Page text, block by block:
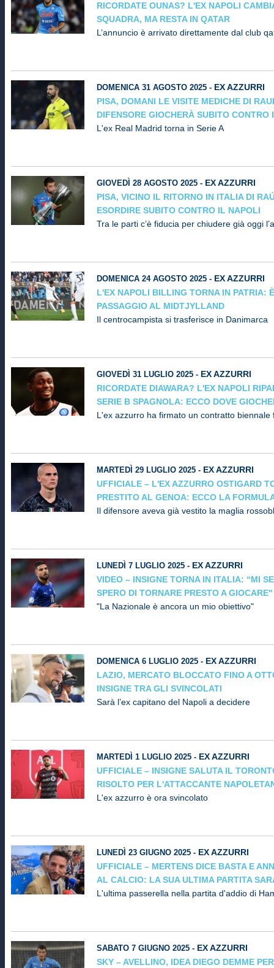
RICORDATE OUNAS? L'EX NAPOLI
SQUADRA, MA RESTA IN QATAR
L’annuncio è arrivato direttamente dal club
DOMENICA 31 AGOSTO 2025 - EX AZZURRI
PISA, DOMANI LE VISITE MEDICHE DI
DIFENSORE GIOCHERÀ SUBITO CONTRO
L'ex Real Madrid torna in Serie A
GIOVEDÌ 28 AGOSTO 2025 - EX AZZURRI
PISA, VICINO IL RITORNO IN ITALIA DI
ESORDIRE SUBITO CONTRO IL NAPOLI
Tra le parti c’è fiducia per chiudere già oggi
DOMENICA 24 AGOSTO 2025 - EX AZZURRI
L'EX NAPOLI BILLING TORNA IN PATRIA:
PASSAGGIO AL MIDTJYLLAND
Il centrocampista si trasferisce in Danimarca
GIOVEDÌ 31 LUGLIO 2025 - EX AZZURRI
RICORDATE DIAWARA? L'EX NAPOLI
SERIE B SPAGNOLA: ECCO DOVE
L'ex azzurro ha firmato un contratto biennale
MARTEDÌ 29 LUGLIO 2025 - EX AZZURRI
UFFICIALE – L'EX AZZURRO OSTIGARD
PRESTITO AL GENOA: ECCO LA
Il difensore aveva già vestito la maglia
LUNEDÌ 7 LUGLIO 2025 - EX AZZURRI
VIDEO – INSIGNE TORNA IN ITALIA: “MI
SPERO DI TORNARE PRESTO A GIOCARE"
"La Nazionale è ancora un mio obiettivo"
DOMENICA 6 LUGLIO 2025 - EX AZZURRI
LAZIO, MERCATO BLOCCATO FINO A
INSIGNE TRA GLI SVINCOLATI
Sarà l’ex capitano del Napoli a decidere
MARTEDÌ 1 LUGLIO 2025 - EX AZZURRI
UFFICIALE – INSIGNE SALUTA IL
RISOLTO PER L'ATTACCANTE
L'ex azzurro è ora svincolato
LUNEDÌ 23 GIUGNO 2025 - EX AZZURRI
UFFICIALE – MERTENS DICE BASTA E
AL CALCIO: LA SUA ULTIMA PARTITA
L'ultima passerella nella partita d'addio di
SABATO 7 GIUGNO 2025 - EX AZZURRI
SKY – AVELLINO, IDEA DIEGO DEMME